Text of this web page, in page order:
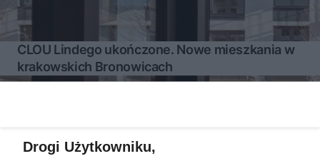
CLOU Lindego ukończone. Nowe mieszkania w
krakowskich Bronowicach
Drogi Użytkowniku,